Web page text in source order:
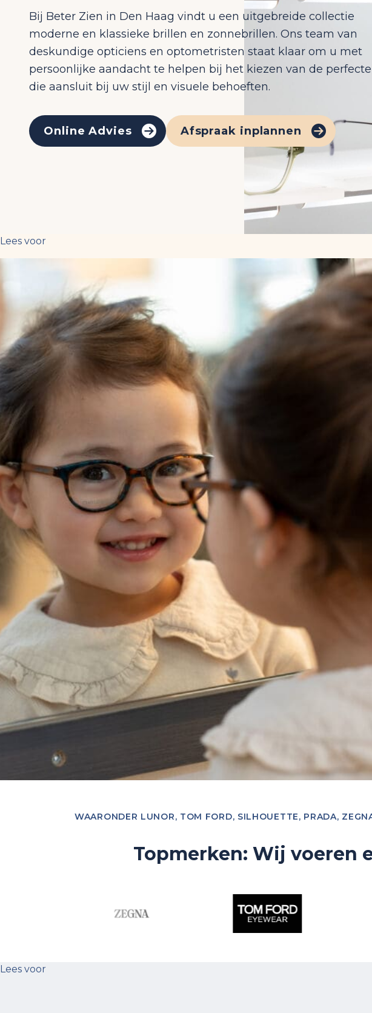
Bij Beter Zien in Den Haag vindt u een uitgebreide collectie
moderne en klassieke brillen en zonnebrillen. Ons team van
deskundige opticiens en optometristen staat klaar om u met
persoonlijke aandacht te helpen bij het kiezen van de perfecte
die aansluit bij uw stijl en visuele behoeften.
Online Advies Afspraak inplannen
Lees voor
WAARONDER LUNOR, TOM FORD, SILHOUETTE, PRADA,
Topmerken: Wij voeren
Lees voor